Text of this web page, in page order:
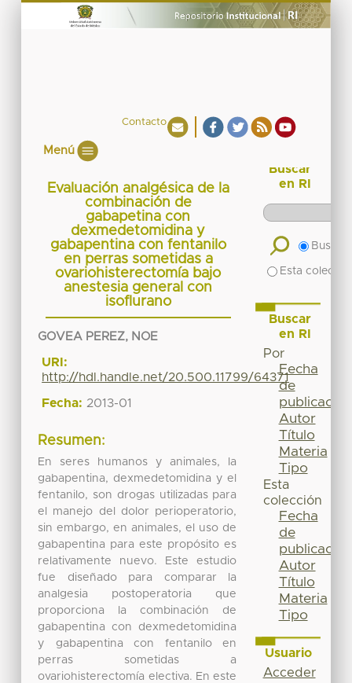
Contacto
Menú
Evaluación analgésica de la
combinación de
gabapetina con
dexmedetomidina y
gabapentina con fentanilo
en perras sometidas a
ovariohisterectomía bajo
anestesia general con
isoflurano
GOVEA PEREZ, NOE
URI:
http://hdl.handle.net/20.500.11799/64371
Fecha: 2013-01
Resumen:
En seres humanos y animales, la
gabapentina, dexmedetomidina y el
fentanilo, son drogas utilizadas para
el manejo del dolor perioperatorio,
sin embargo, en animales, el uso de
gabapentina para este propósito es
relativamente nuevo. Este estudio
fue diseñado para comparar la
analgesia postoperatoria que
proporciona la combinación de
gabapentina con dexmedetomidina
y gabapentina con fentanilo en
perras sometidas a
ovariohisterectomía electiva. En este
Buscar
en RI
Buscar
Esta
Buscar
en RI
Por
Fecha
de
publicación
Autor
Título
Materia
Tipo
Esta
colección
Fecha
de
publicación
Autor
Título
Materia
Tipo
Usuario
Acceder